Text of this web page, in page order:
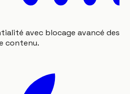
avec blocage avancé des
contenu.